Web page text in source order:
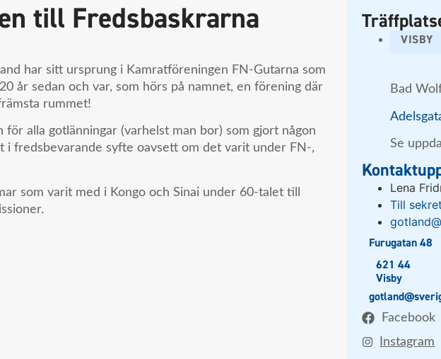
till Fredsbaskrarna
har sitt ursprung i Kamratföreningen FN-Gutarna som
år sedan och var, som hörs på namnet, en förening där
rummet!
för alla gotlänningar (varhelst man bor) som gjort någon
i fredsbevarande syfte oavsett om det varit under FN-,
som varit med i Kongo och Sinai under 60-talet till
VISBY
Bad
Se
Lena
Till
Furugatan 48
621 44
Visby
Facebook
Instagram